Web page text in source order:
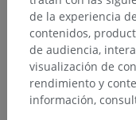
de la experiencia
contenidos,
de audiencia,
visualización de
rendimiento y
información,